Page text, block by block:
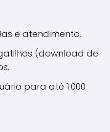
e atendimento.
(download de
para até 1.000